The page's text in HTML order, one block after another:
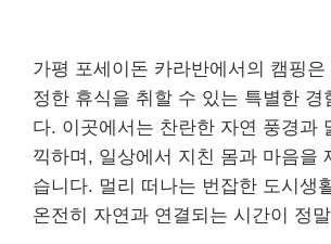
가평 포세이돈 카라반에서의 캠핑은
정한 휴식을 취할 수 있는 특별한 경
다. 이곳에서는 찬란한 자연 풍경과
끽하며, 일상에서 지친 몸과 마음을
습니다. 멀리 떠나는 번잡한 도시생
온전히 자연과 연결되는 시간이 정